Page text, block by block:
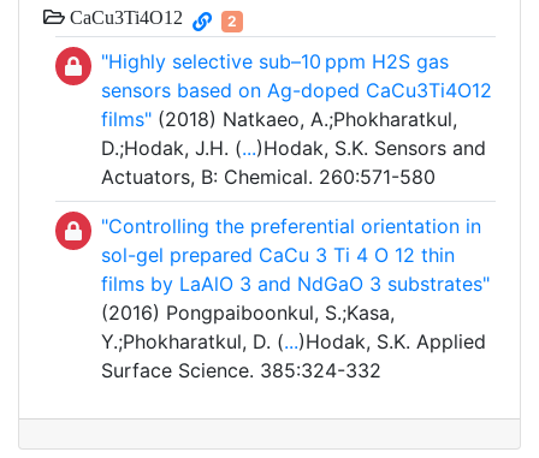
CaCu3Ti4O12 2
"Highly selective sub–10 ppm H2S gas
sensors based on Ag-doped CaCu3Ti4O12
films" (2018) Natkaeo, A.;Phokharatkul,
D.;Hodak, J.H. (...)Hodak, S.K. Sensors and
Actuators, B: Chemical. 260:571-580
"Controlling the preferential orientation in
sol-gel prepared CaCu 3 Ti 4 O 12 thin
films by LaAlO 3 and NdGaO 3 substrates"
(2016) Pongpaiboonkul, S.;Kasa,
Y.;Phokharatkul, D. (...)Hodak, S.K. Applied
Surface Science. 385:324-332